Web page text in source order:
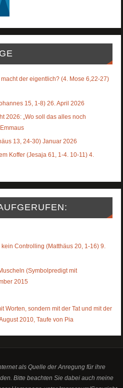
der eigentlich? (4. Mose 6,22-27)
15, 1-8) 26. April 2026
2026: „Wo soll das alles noch
13, 24-30) Januar 2026
Koffer (Jesaja 61, 1-4. 10-11) 4.
Controlling (Matthäus 20, 1-16) 9.
(Symbolpredigt mit
2015
Worten, sondern mit der Tat und mit der
2010, Taufe von Pia
als Quelle der Anregung für ihre
Bitte beachten Sie dabei auch meine